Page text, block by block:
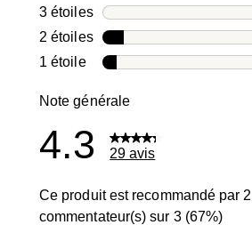
3 étoilesétoiles
2 étoilesétoiles
1 étoileétoiles
Note générale
4.3 29 avis
Ce produit est recommandé par 2
commentateur(s) sur 3 (67%)